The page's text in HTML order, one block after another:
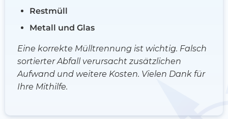
Restmüll
Metall und Glas
Eine korrekte Mülltrennung ist wichtig. Falsch
sortierter Abfall verursacht zusätzlichen
Aufwand und weitere Kosten. Vielen Dank für
Ihre Mithilfe.